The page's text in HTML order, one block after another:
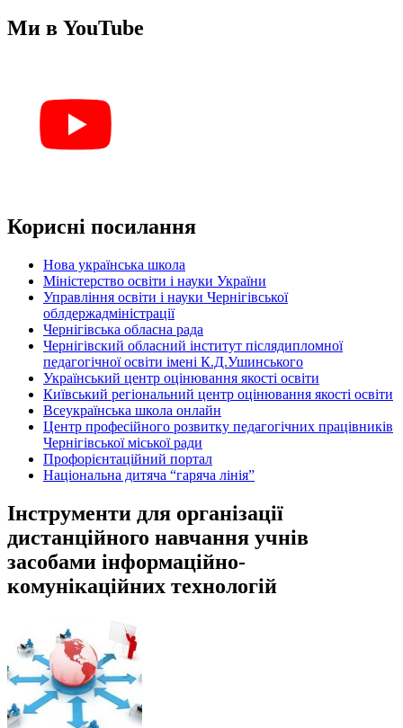
Ми в YouTube
Корисні посилання
Нова українська школа
Міністерство освіти і науки України
Управління освіти і науки Чернігівської
облдержадміністрації
Чернігівська обласна рада
Чернігівский обласний інститут післядипломної
педагогічної освіти імені К.Д.Ушинського
Український центр оцінювання якості освіти
Київський регіональний центр оцінювання якості освіти
Всеукраїнська школа онлайн
Центр професійного розвитку педагогічних працівників
Чернігівської міської ради
Профорієнтаційний портал
Національна дитяча “гаряча лінія”
Інструменти для організації
дистанційного навчання учнів
засобами інформаційно-
комунікаційних технологій